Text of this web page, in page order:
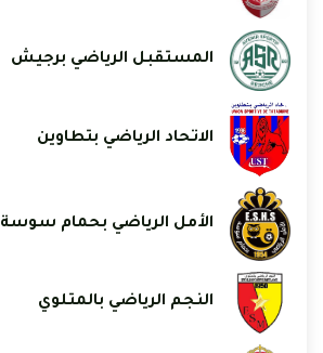
المستقبل الرياضي برجيش
الاتحاد الرياضي بتطاوين
الأمل الرياضي بحمام سوسة
النجم الرياضي بالمتلوي